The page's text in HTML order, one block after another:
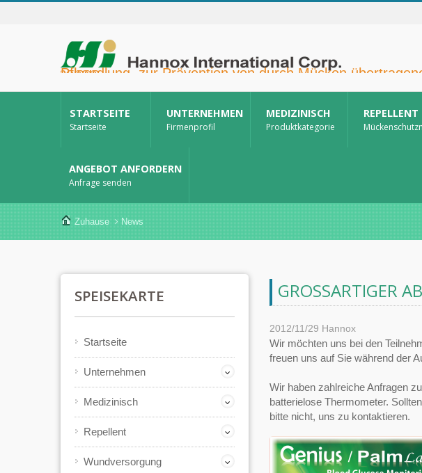
Hannox International Corp. - Wir unterstützen Importeure, Großhändler, Distributoren und Marken im Gesundheitswesen bei der Markteinführung von medikamentenfreien Wund- und Schleimhautpflegeprodukten für Mundgeschwüre, die unterstützende Krebstherapie, den Hautschutz, die Nasenschleimhautpflege und die Wundversorgung zu Hause. Darüber hinaus bieten wir ein breiteres Spektrum an Medizinprodukten zur Diabetesprävention und -behandlung, zur Prävention von durch Mücken übertragenen Krankheiten und für weitere Anwendungen im Bereich der häuslichen Pflege.
STARTSEITE
Startseite
UNTERNEHMEN
Firmenprofil
MEDIZINISCH
Produktkategorie
REPELLENT
ANGEBOT ANFORDERN
Anfrage senden
Zuhause News
SPEISEKARTE
Startseite
Unternehmen
Medizinisch
Repellent
Wundversorgung
GROSSARTIGER
2012/11/29 Hannox
Wir möchten uns bei den
freuen uns auf Sie während der
Wir haben zahlreiche Anfragen
batterielose Thermometer.
bitte nicht, uns zu kontaktieren.